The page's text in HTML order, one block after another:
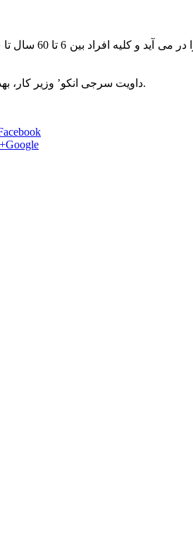
‘داویت سرجی انکو’ وزیر کار، بهداشت و امور اجتماعی نیز طی ملاقات با نمایندگان پلی کلینیک ها به تشریح جزئیات این طرح پرداخت.